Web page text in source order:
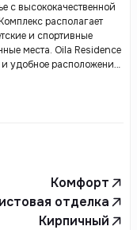
с высококачественной
располагает
и спортивные
места. Oila Residence
и удобное расположение,
жизни.
Комфорт
отделка
Кирпичный